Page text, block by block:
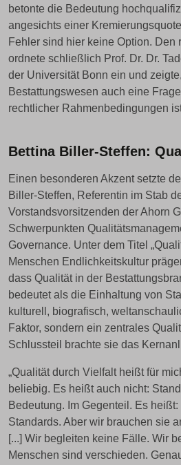
betonte die Bedeutung
angesichts einer
Fehler sind hier keine Option. Den
ordnete schließlich Prof. Dr. Dr.
der Universität Bonn ein und
Bestattungswesen auch eine
rechtlicher Rahmenbedingungen
Bettina Biller-Steffen:
Einen besonderen Akzent setzte
Biller-Steffen, Referentin im Stab
Vorstandsvorsitzenden der Ahorn
Schwerpunkten
Governance. Unter dem Titel
Menschen Endlichkeitskultur
dass Qualität in der
bedeutet als die Einhaltung von
kulturell, biografisch,
Faktor, sondern ein zentrales
Schlussteil brachte sie das
„Qualität durch Vielfalt heißt für
beliebig. Es heißt auch nicht:
Bedeutung. Im Gegenteil. Es
Standards. Aber wir brauchen sie
[...] Wir begleiten keine Fälle. Wir
Menschen sind verschieden.